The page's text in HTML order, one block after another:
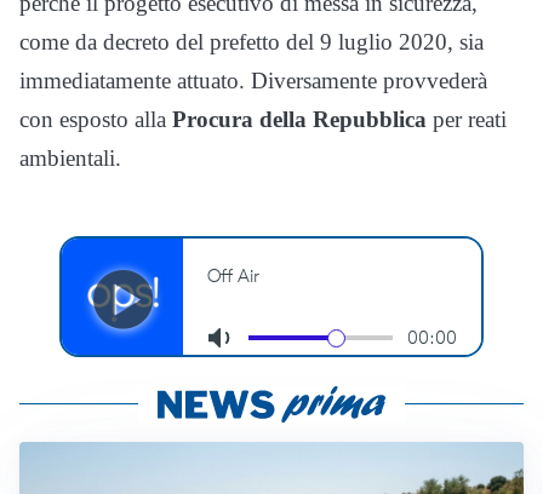
come da decreto del prefetto del 9 luglio 2020, sia
immediatamente attuato. Diversamente provvederà
con esposto alla Procura della Repubblica per reati
ambientali.